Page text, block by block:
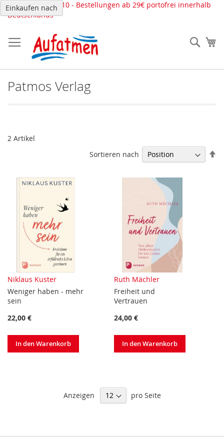
Direkt
zum
Tel.: 02261-639110 - Bestellungen ab 29€ portofrei innerhalb
Deutschlands
Patmos Verlag
2 Artikel
Sortieren nach
Niklaus Kuster
Weniger haben - mehr
sein
22,00 €
In den Warenkorb
Ruth Mächler
Freiheit und
Vertrauen
24,00 €
In den Warenkorb
Anzeigen pro Seite
Einkaufen nach